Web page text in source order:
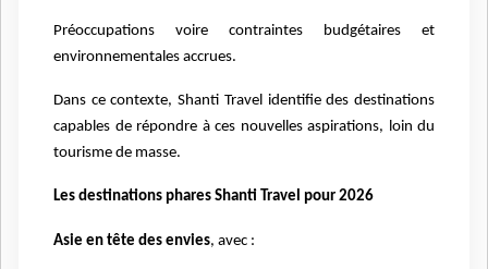
Préoccupations voire contraintes budgétaires et
environnementales accrues.
Dans ce contexte, Shanti Travel identifie des destinations
capables de répondre à ces nouvelles aspirations, loin du
tourisme de masse.
Les destinations phares Shanti Travel pour 2026
Asie en tête des envies, avec :